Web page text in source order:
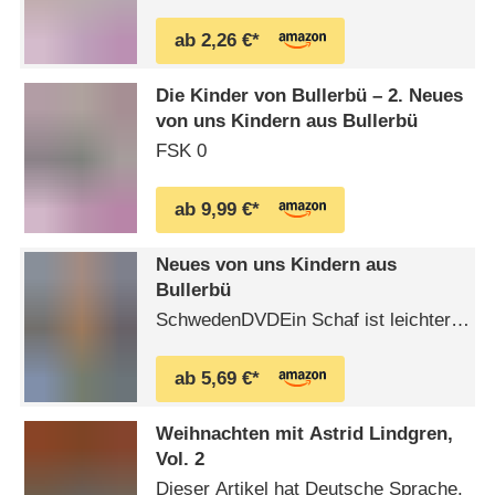
Bullerbü " " Lotta aus der
Krachmacherstraße " " Ferien auf
Saltkrokan …
ab 2,26 €*
Die Kinder von Bullerbü – 2. Neues
von uns Kindern aus Bullerbü
FSK 0
ab 9,99 €*
Neues von uns Kindern aus
Bullerbü
SchwedenDVDEin Schaf ist leichter
Bullerbü Die Zeit nach den
Sommerferien ist viel zu lang, finden
Lisa, Bosse und die anderen Kinder
aus Bullerbü. Da haben sie wohl ganz
ab 5,69 €*
Weihnachten mit Astrid Lindgren,
Vol. 2
Dieser Artikel hat Deutsche Sprache.